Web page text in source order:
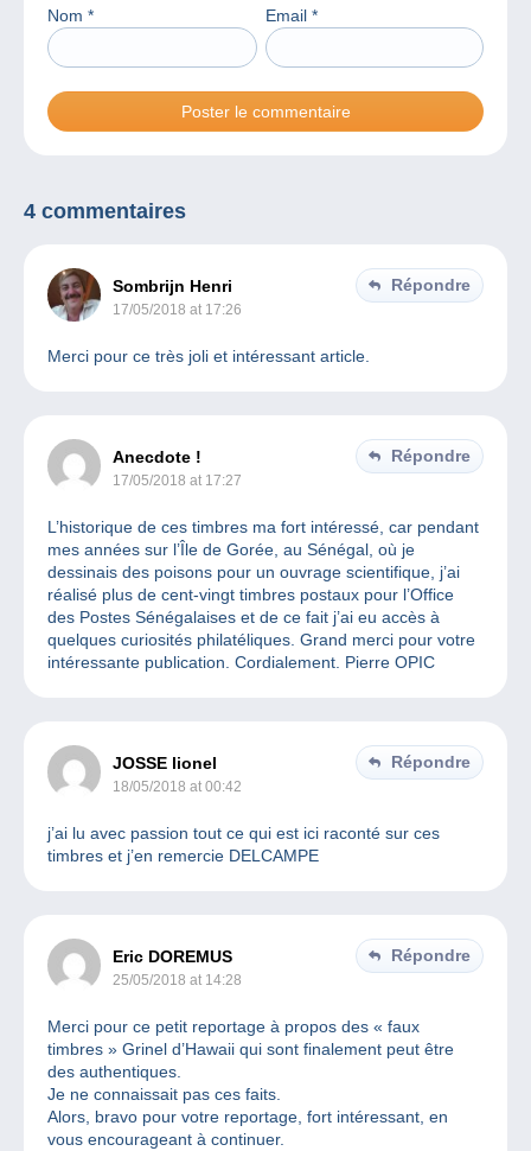
Nom * Email *
4 commentaires
Sombrijn Henri
17/05/2018 at 17:26
Répondre
Merci pour ce très joli et intéressant article.
Anecdote !
17/05/2018 at 17:27
Répondre
L’historique de ces timbres ma fort intéressé, car pendant
mes années sur l’Île de Gorée, au Sénégal, où je
dessinais des poisons pour un ouvrage scientifique, j’ai
réalisé plus de cent-vingt timbres postaux pour l’Office
des Postes Sénégalaises et de ce fait j’ai eu accès à
quelques curiosités philatéliques. Grand merci pour votre
intéressante publication. Cordialement. Pierre OPIC
JOSSE lionel
18/05/2018 at 00:42
Répondre
j’ai lu avec passion tout ce qui est ici raconté sur ces
timbres et j’en remercie DELCAMPE
Eric DOREMUS
25/05/2018 at 14:28
Répondre
Merci pour ce petit reportage à propos des « faux
timbres » Grinel d’Hawaii qui sont finalement peut être
des authentiques.
Je ne connaissait pas ces faits.
Alors, bravo pour votre reportage, fort intéressant, en
vous encourageant à continuer.